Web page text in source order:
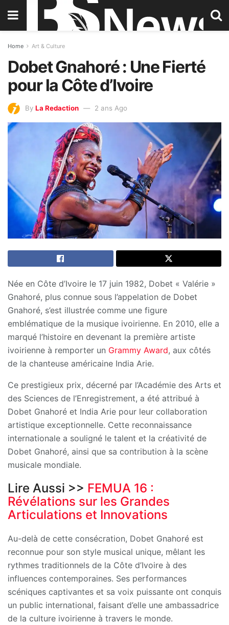
Home Art & Culture
Dobet Gnahoré : Une Fierté
pour la Côte d’Ivoire
By La Redaction 2 ans Ago
Née en Côte d’Ivoire le 17 juin 1982, Dobet « Valérie »
Gnahoré, plus connue sous l’appelation de Dobet
Gnahoré, s’est illustrée comme une figure
emblématique de la musique ivoirienne. En 2010, elle a
marqué l’histoire en devenant la première artiste
ivoirienne à remporter un Grammy Award, aux côtés
de la chanteuse américaine India Arie.
Ce prestigieux prix, décerné par l’Académie des Arts et
des Sciences de l’Enregistrement, a été attribué à
Dobet Gnahoré et India Arie pour leur collaboration
artistique exceptionnelle. Cette reconnaissance
internationale a souligné le talent et la créativité de
Dobet Gnahoré, ainsi que sa contribution à la scène
musicale mondiale.
Lire Aussi >> FEMUA 16 :
Révélations sur les Grandes
Articulations et Innovations
Au-delà de cette consécration, Dobet Gnahoré est
reconnue pour son style musical unique, mêlant les
rythmes traditionnels de la Côte d’Ivoire à des
influences contemporaines. Ses performances
scéniques captivantes et sa voix puissante ont conquis
un public international, faisant d’elle une ambassadrice
de la culture ivoirienne à travers le monde.